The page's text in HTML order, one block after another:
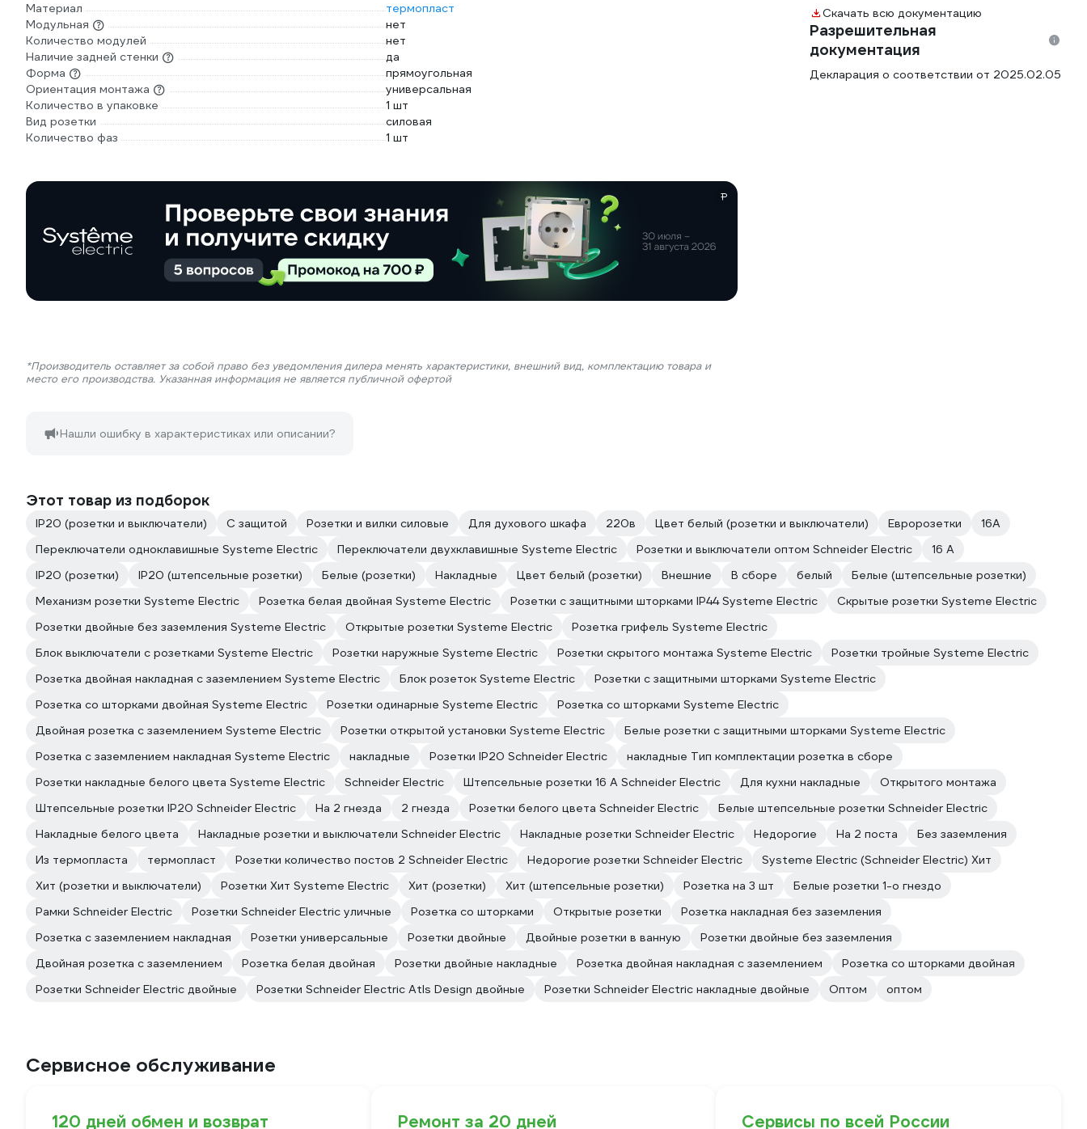
Материал
термопласт
Модульная
нет
Количество модулей
нет
Наличие задней стенки
да
Форма
прямоугольная
Ориентация монтажа
универсальная
Количество в упаковке
1 шт
Вид розетки
силовая
Количество фаз
1 шт
*Производитель оставляет за собой право без уведомления дилера менять характеристики, внешний вид, комплектацию товара и
место его производства. Указанная информация не является публичной офертой
Нашли ошибку в характеристиках или описании?
Скачать всю документацию
Разрешительная
документация
Декларация о соответствии от 2025.02.05
Этот товар из подборок
IP20 (розетки и выключатели) С защитой Розетки и вилки силовые Для духового шкафа 220в Цвет белый (розетки и выключатели) Евророзетки
16А
Переключатели одноклавишные Systeme Electric
Переключатели двухклавишные Systeme Electric Розетки и выключатели оптом Schneider Electric
16 А
IP20 (розетки)
IP20 (штепсельные розетки) Белые (розетки) Накладные Цвет белый (розетки) Внешние В сборе белый
Белые (штепсельные розетки)
Механизм розетки Systeme Electric
Розетка белая двойная Systeme Electric Розетки с защитными шторками IP44 Systeme Electric
Скрытые розетки Systeme Electric
Розетки двойные без заземления Systeme Electric
Открытые розетки Systeme Electric
Розетка грифель Systeme Electric
Блок выключатели с розетками Systeme Electric
Розетки наружные Systeme Electric Розетки скрытого монтажа Systeme Electric
Розетки тройные Systeme Electric
Розетка двойная накладная с заземлением Systeme Electric
Блок розеток Systeme Electric
Розетки с защитными шторками Systeme Electric
Розетка со шторками двойная Systeme Electric
Розетки одинарные Systeme Electric
Розетка со шторками Systeme Electric
Двойная розетка с заземлением Systeme Electric
Розетки открытой установки Systeme Electric
Белые розетки с защитными шторками Systeme Electric
Розетка с заземлением накладная Systeme Electric
накладные Розетки IP20 Schneider Electric
накладные Тип комплектации розетка в сборе
Розетки накладные белого цвета Systeme Electric
Schneider Electric Штепсельные розетки 16 А Schneider Electric Для кухни накладные
Открытого монтажа
Штепсельные розетки IP20 Schneider Electric
На 2 гнезда 2 гнезда Розетки белого цвета Schneider Electric
Белые штепсельные розетки Schneider Electric
Накладные белого цвета
Накладные розетки и выключатели Schneider Electric Накладные розетки Schneider Electric Недорогие На 2 поста
Без заземления
Из термопласта
термопласт Розетки количество постов 2 Schneider Electric Недорогие розетки Schneider Electric
Systeme Electric (Schneider Electric) Хит
Хит (розетки и выключатели)
Розетки Хит Systeme Electric Хит (розетки) Хит (штепсельные розетки) Розетка на 3 шт
Белые розетки 1-о гнездо
Рамки Schneider Electric
Розетки Schneider Electric уличные Розетка со шторками Открытые розетки
Розетка накладная без заземления
Розетка с заземлением накладная
Розетки универсальные Розетки двойные Двойные розетки в ванную
Розетки двойные без заземления
Двойная розетка с заземлением
Розетка белая двойная Розетки двойные накладные Розетка двойная накладная с заземлением
Розетка со шторками двойная
Розетки Schneider Electric двойные
Розетки Schneider Electric Atls Design двойные Розетки Schneider Electric накладные двойные Оптом оптом
Сервисное обслуживание
120 дней обмен и возврат Ремонт за 20 дней Сервисы по всей России